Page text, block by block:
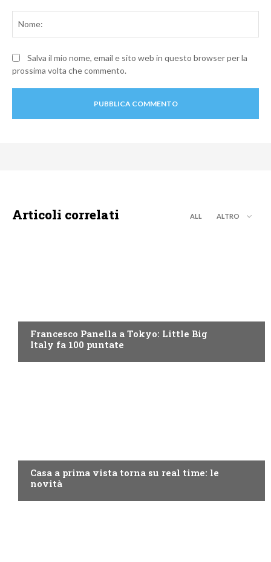
Salva il mio nome, email e sito web in questo browser per la
prossima volta che commento.
Articoli correlati ALL ALTRO
Francesco Panella a Tokyo: Little Big
Italy fa 100 puntate
Casa a prima vista torna su real time: le
novità